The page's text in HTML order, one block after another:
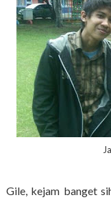
Gile, kejam banget